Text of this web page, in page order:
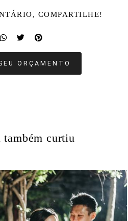
COMPARTILHE!
ORÇAMENTO
também curtiu